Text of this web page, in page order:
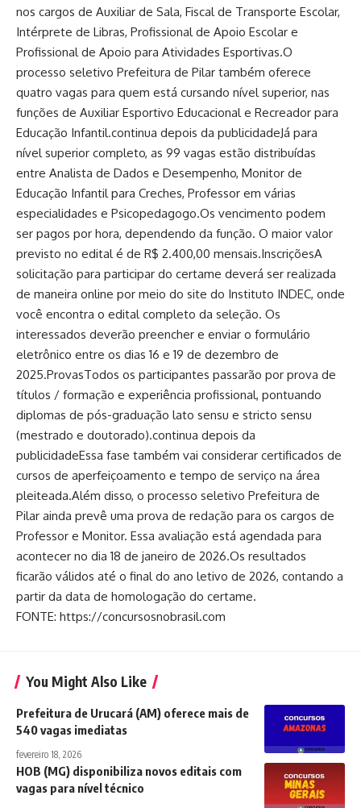
nos cargos de Auxiliar de Sala, Fiscal de Transporte Escolar,
Intérprete de Libras, Profissional de Apoio Escolar e
Profissional de Apoio para Atividades Esportivas.O
processo seletivo Prefeitura de Pilar também oferece
quatro vagas para quem está cursando nível superior, nas
funções de Auxiliar Esportivo Educacional e Recreador para
Educação Infantil.continua depois da publicidadeJá para
nível superior completo, as 99 vagas estão distribuídas
entre Analista de Dados e Desempenho, Monitor de
Educação Infantil para Creches, Professor em várias
especialidades e Psicopedagogo.Os vencimento podem
ser pagos por hora, dependendo da função. O maior valor
previsto no edital é de R$ 2.400,00 mensais.InscriçõesA
solicitação para participar do certame deverá ser realizada
de maneira online por meio do site do Instituto INDEC, onde
você encontra o edital completo da seleção. Os
interessados deverão preencher e enviar o formulário
eletrônico entre os dias 16 e 19 de dezembro de
2025.ProvasTodos os participantes passarão por prova de
títulos / formação e experiência profissional, pontuando
diplomas de pós-graduação lato sensu e stricto sensu
(mestrado e doutorado).continua depois da
publicidadeEssa fase também vai considerar certificados de
cursos de aperfeiçoamento e tempo de serviço na área
pleiteada.Além disso, o processo seletivo Prefeitura de
Pilar ainda prevê uma prova de redação para os cargos de
Professor e Monitor. Essa avaliação está agendada para
acontecer no dia 18 de janeiro de 2026.Os resultados
ficarão válidos até o final do ano letivo de 2026, contando a
partir da data de homologação do certame.
FONTE: https://concursosnobrasil.com
You Might Also Like
Prefeitura de Urucará (AM) oferece mais de
540 vagas imediatas
fevereiro 18, 2026
HOB (MG) disponibiliza novos editais com
vagas para nível técnico